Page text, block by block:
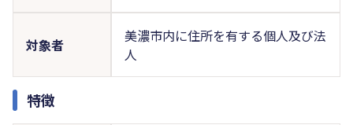
対象者
美濃市内に住所を有する個人及び法
人
特徴